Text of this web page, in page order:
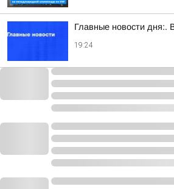
Главные новости дня:.
19:24